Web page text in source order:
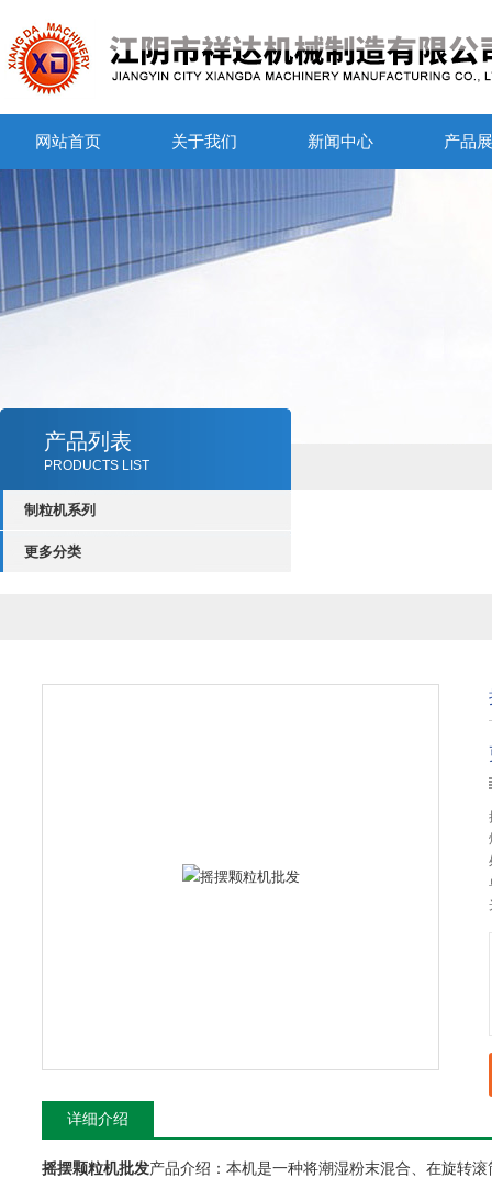
网站首页 关于我们 新闻中心 产品
产品列表
PRODUCTS LIST
制粒机系列
更多分类
详细介绍
摇摆颗粒机批发产品介绍：本机是一种将潮湿粉末混合、在旋转